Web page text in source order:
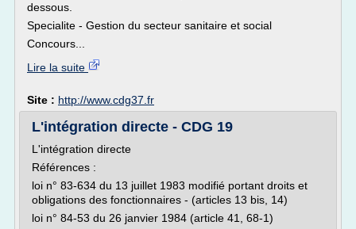
dessous.
Specialite - Gestion du secteur sanitaire et social
Concours...
Lire la suite
Site : http://www.cdg37.fr
L'intégration directe - CDG 19
L'intégration directe
Références :
loi n° 83-634 du 13 juillet 1983 modifié portant droits et
obligations des fonctionnaires - (articles 13 bis, 14)
loi n° 84-53 du 26 janvier 1984 (article 41, 68-1)